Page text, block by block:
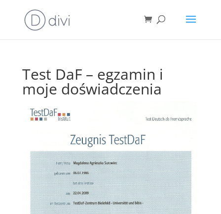
Test DaF – egzamin i
moje doświadczenia